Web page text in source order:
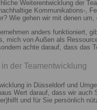
Weiterentwicklung der
Kommunikations-,
Wie gehen wir mit denen
anders funktioniert,
mich von Außen als
achte darauf, dass das
der Teamentwicklung
in Düsseldorf und
Wert darauf, dass wir
und für Sie persönlich